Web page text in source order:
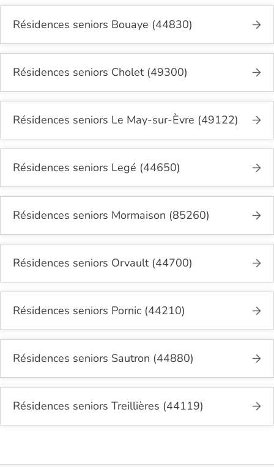
Résidences seniors Bouaye (44830)
Résidences seniors Cholet (49300)
Résidences seniors Le May-sur-Èvre (49122)
Résidences seniors Legé (44650)
Résidences seniors Mormaison (85260)
Résidences seniors Orvault (44700)
Résidences seniors Pornic (44210)
Résidences seniors Sautron (44880)
Résidences seniors Treillières (44119)